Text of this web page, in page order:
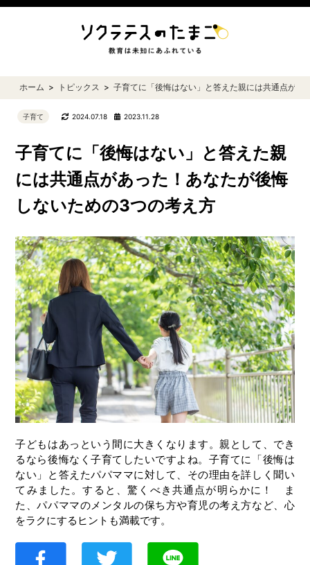
ホーム トピックス 子育てに「後悔はない」と答えた親には共通点が
子育て 2024.07.18 2023.11.28
子育てに「後悔はない」と答えた親
には共通点があった！あなたが後悔
しないための3つの考え方
子どもはあっという間に大きくなります。親として、でき
るなら後悔なく子育てしたいですよね。子育てに「後悔は
ない」と答えたパパママに対して、その理由を詳しく聞い
てみました。すると、驚くべき共通点が明らかに！ ま
た、パパママのメンタルの保ち方や育児の考え方など、心
をラクにするヒントも満載です。